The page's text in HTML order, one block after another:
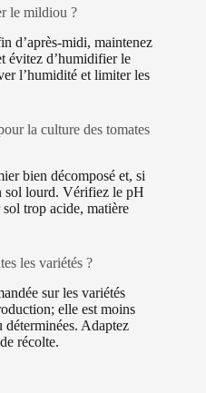
le mildiou ?
d’après-midi, maintenez
évitez d’humidifier le
l’humidité et limiter les
la culture des tomates
bien décomposé et, si
sol lourd. Vérifiez le pH
trop acide, matière
les variétés ?
sur les variétés
elle est moins
déterminées. Adaptez
récolte.